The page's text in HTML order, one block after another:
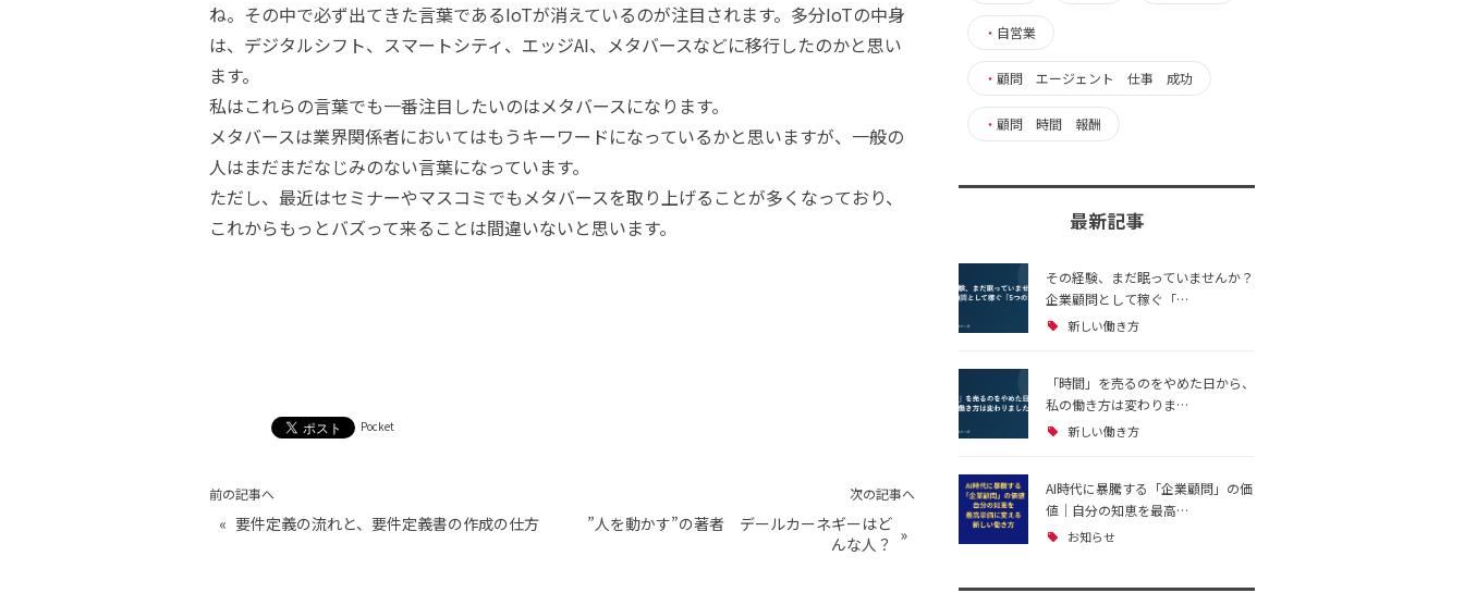
ね。その中で必ず出てきた言葉であるIoTが消えているのが注目されます。多分IoTの中身
は、デジタルシフト、スマートシティ、エッジAI、メタバースなどに移行したのかと思い
ます。
私はこれらの言葉でも一番注目したいのはメタバースになります。
メタバースは業界関係者においてはもうキーワードになっているかと思いますが、一般の
人はまだまだなじみのない言葉になっています。
ただし、最近はセミナーやマスコミでもメタバースを取り上げることが多くなっており、
これからもっとバズって来ることは間違いないと思います。
Pocket
前の記事へ
« 要件定義の流れと、要件定義書の作成の仕方
次の記事へ
”人を動かす”の著者 デールカーネギーはど
んな人？ »
・ 自営業
・ 顧問 エージェント 仕事 成功
・ 顧問 時間 報酬
最新記事
その経験、まだ眠っていませんか？
企業顧問として稼ぐ「…
新しい働き方
「時間」を売るのをやめた日から、
私の働き方は変わりま…
新しい働き方
AI時代に暴騰する「企業顧問」の価
値｜自分の知恵を最高…
お知らせ